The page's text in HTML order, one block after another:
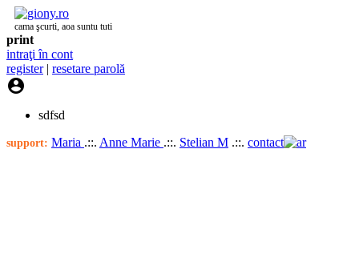
cama şcurti, aoa suntu tuti
print
intraţi în cont
register| resetare parolă

sdfsd
support: Maria .::. Anne Marie .::. Stelian M .::. contact